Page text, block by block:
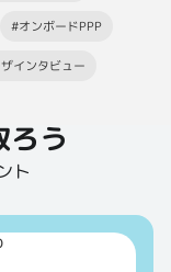
#オンボードPPP
インタビュー
ろう
ト